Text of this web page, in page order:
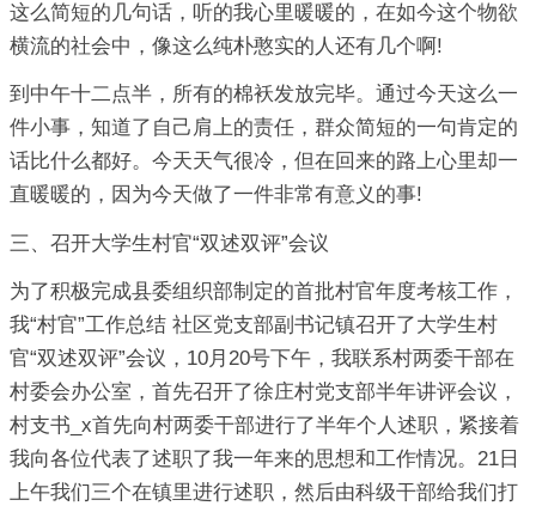
这么简短的几句话，听的我心里暖暖的，在如今这个物欲
横流的社会中，像这么纯朴憨实的人还有几个啊!
到中午十二点半，所有的棉袄发放完毕。通过今天这么一
件小事，知道了自己肩上的责任，群众简短的一句肯定的
话比什么都好。今天天气很冷，但在回来的路上心里却一
直暖暖的，因为今天做了一件非常有意义的事!
三、召开大学生村官“双述双评”会议
为了积极完成县委组织部制定的首批村官年度考核工作，
我“村官”工作总结 社区党支部副书记镇召开了大学生村
官“双述双评”会议，10月20号下午，我联系村两委干部在
村委会办公室，首先召开了徐庄村党支部半年讲评会议，
村支书_x首先向村两委干部进行了半年个人述职，紧接着
我向各位代表了述职了我一年来的思想和工作情况。21日
上午我们三个在镇里进行述职，然后由科级干部给我们打